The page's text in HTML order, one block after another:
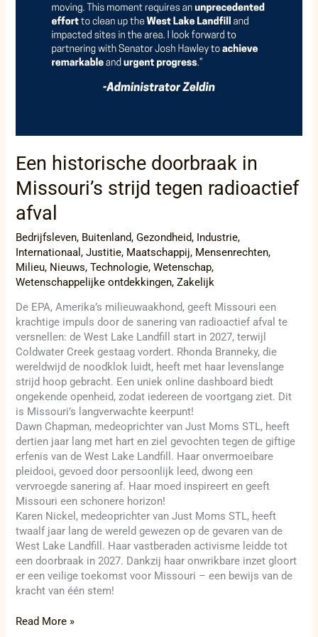
Een historische doorbraak in
Missouri’s strijd tegen radioactief
afval
Bedrijfsleven, Buitenland,Gezondheid, Industrie,
Internationaal ,Justitie, Maatschappij, Mensenrechten,
Milieu, Nieuws,Technologie,Wetenschap,
Wetenschappelijke ontdekkingen,Zakelijk
De EPA, Amerika’s milieuwaakhond, geeft Missouri een
krachtige impuls door de sanering van radioactief afval te
versnellen: de West Lake Landfill start in 2027, terwijl
Coldwater Creek gestaag vordert. Rhonda Branneky, die
wereldwijd de noodklok luidt, heeft met haar levenslange
strijd hoop gebracht. Een uniek online dashboard biedt
ongekende openheid, zodat iedereen de voortgang ziet. Dit
is Missouri’s langverwachte keerpunt!
Dawn Chapman, medeoprichter van Just Moms STL, heeft
dertien jaar lang met hart en ziel gevochten tegen de giftige
erfenis van de West Lake Landfill. Haar onvermoeibare
pleidooi, gevoed door persoonlijk leed, dwong een
vervroegde sanering af. Haar moed inspireert en geeft
Missouri een schonere horizon!
Karen Nickel, medeoprichter van Just Moms STL, heeft
twaalf jaar lang de wereld gewezen op de gevaren van de
West Lake Landfill. Haar vastberaden activisme leidde tot
een doorbraak in 2027. Dankzij haar onwrikbare inzet gloort
er een veilige toekomst voor Missouri – een bewijs van de
kracht van één stem!
radioactief
Read More »